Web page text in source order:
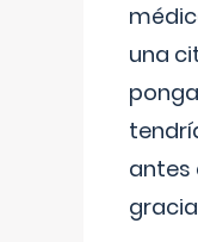
una
antes